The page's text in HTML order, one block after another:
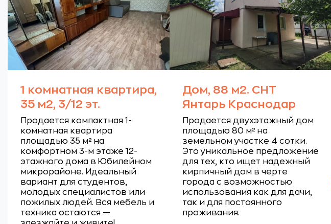
1 комнатная квартира,
35 м2, 3/12 эт.
Продается компактная 1-
комнатная квартира
площадью 35 м² на
комфортном 3-м этаже 12-
этажного дома в Юбилейном
микрорайоне. Идеальный
вариант для студентов,
молодых специалистов или
пожилых людей. Вся мебель и
техника остаются —
Дом, 88 м2. СНТ
Янтарь Краснодар
Продается двухэтажный дом
площадью 80 м² на
земельном участке 4 сотки.
Это уникальное предложение
для тех, кто ищет надежный
кирпичный дом в черте
города с возможностью
использования как для дачи,
так и для постоянного
проживания.